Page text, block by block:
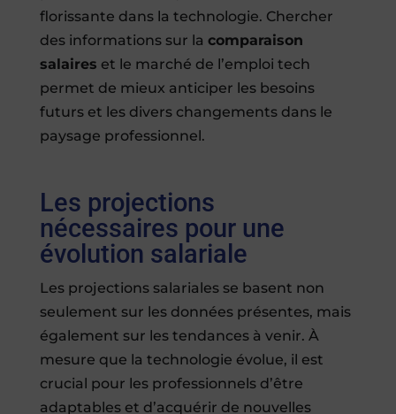
florissante dans la technologie. Chercher
des informations sur la comparaison
salaires et le marché de l’emploi tech
permet de mieux anticiper les besoins
futurs et les divers changements dans le
paysage professionnel.
Les projections
nécessaires pour une
évolution salariale
Les projections salariales se basent non
seulement sur les données présentes, mais
également sur les tendances à venir. À
mesure que la technologie évolue, il est
crucial pour les professionnels d’être
adaptables et d’acquérir de nouvelles